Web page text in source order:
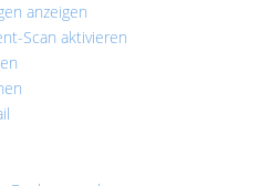
anzeigen
Scan aktivieren